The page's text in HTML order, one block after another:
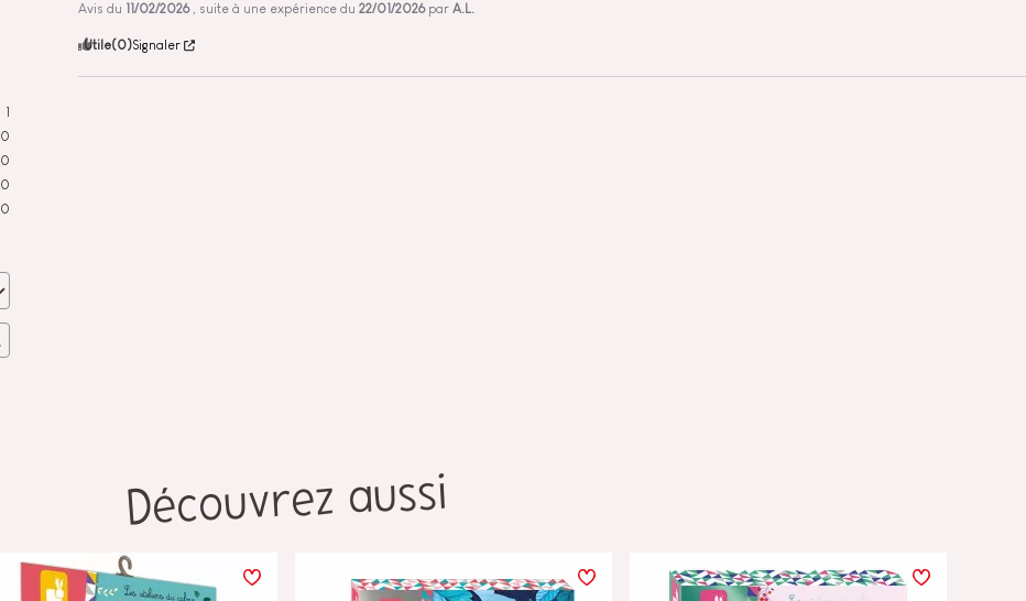
1
0
0
0
0
Avis du 11/02/2026 , suite à une expérience du22/01/2026 parA.L.
Utile(0)Signaler
Découvrez aussi